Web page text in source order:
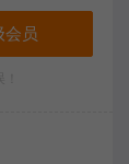
会员